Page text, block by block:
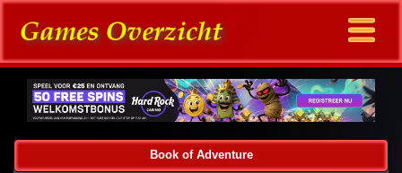
Book of Adventure